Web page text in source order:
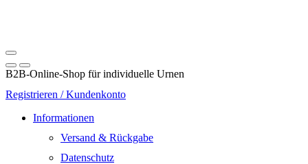
B2B-Online-Shop für individuelle Urnen
Registrieren / Kundenkonto
Informationen
Versand & Rückgabe
Datenschutz